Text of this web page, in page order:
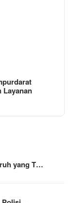
Layanan
yang T…